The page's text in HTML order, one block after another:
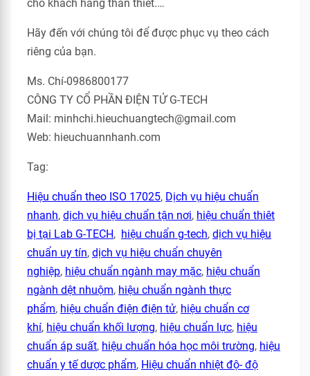
cho khách hàng thân thiết.…
Hãy đến với chúng tôi để được phục vụ theo cách
riêng của bạn.
Ms. Chí-0986800177
CÔNG TY CỔ PHẦN ĐIỆN TỬ G-TECH
Mail: minhchi.hieuchuangtech@gmail.com
Web: hieuchuannhanh.com
Tag:
Hiệu chuẩn theo ISO 17025, Dịch vụ hiệu chuẩn
nhanh, dịch vụ hiệu chuẩn tận nơi, hiệu chuẩn thiêt
bị tại Lab G-TECH, hiệu chuẩn g-tech, dịch vụ hiệu
chuẩn uy tín, dịch vụ hiệu chuẩn chuyên
nghiệp, hiệu chuẩn ngành may mặc, hiệu chuẩn
ngành dệt nhuộm, hiệu chuẩn ngành thực
phẩm, hiệu chuẩn điện điện tử, hiệu chuẩn cơ
khí, hiệu chuẩn khối lượng, hiệu chuẩn lực, hiệu
chuẩn áp suất, hiệu chuẩn hóa học môi trường, hiệu
chuẩn y tế dược phẩm, Hiệu chuẩn nhiệt độ- độ